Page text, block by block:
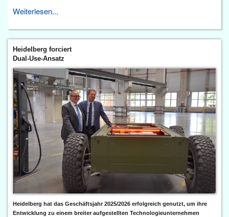
Weiterlesen...
Heidelberg forciert
Dual-Use-Ansatz
Heidelberg hat das Geschäftsjahr 2025/2026 erfolgreich genutzt, um ihre
Entwicklung zu einem breiter aufgestellten Technologieunternehmen